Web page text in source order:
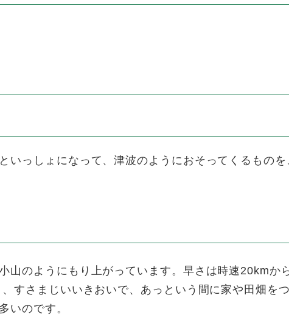
っしょになって、津波のようにおそってくるものを
のようにもり上がっています。早さは時速20kmか
すさまじいいきおいで、あっという間に家や田畑を
いのです。